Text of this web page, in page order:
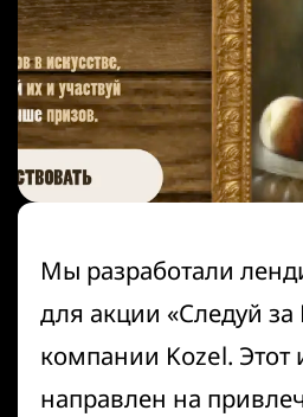
Мы разработали
для акции «Следуй за
компании Kozel. Этот
направлен на